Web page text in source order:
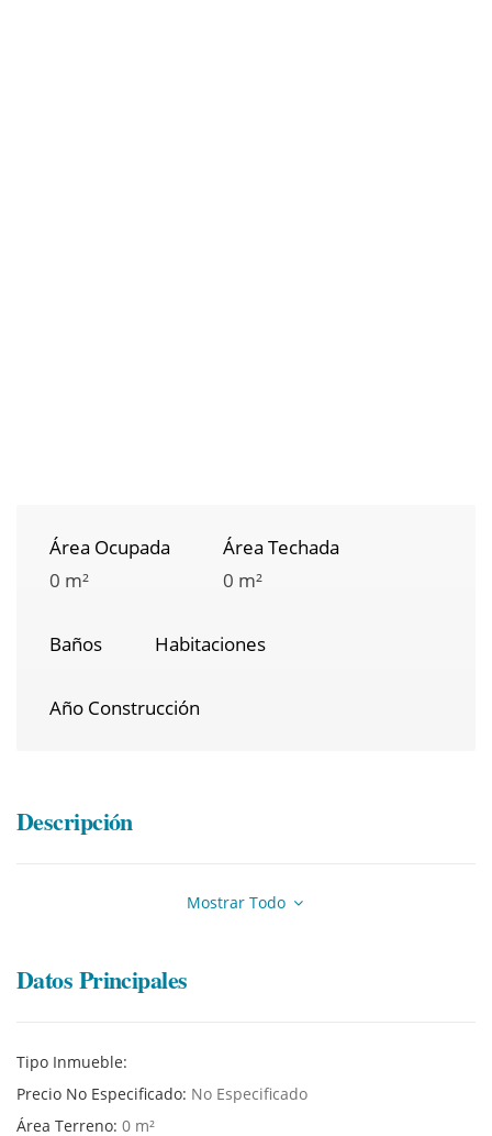
Área Ocupada
0 m²
Área Techada
0 m²
Baños Habitaciones
Año Construcción
Descripción
Mostrar Todo
Datos Principales
Tipo Inmueble:
Precio No Especificado: No Especificado
Área Terreno: 0 m²